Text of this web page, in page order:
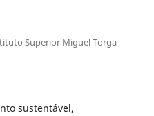
Superior Miguel Torga
sustentável,